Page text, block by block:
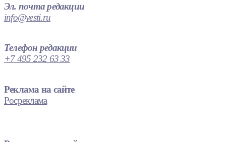
Эл. почта редакции
info@vesti.ru
Телефон редакции
+7 495 232 63 33
Реклама на сайте
Росреклама